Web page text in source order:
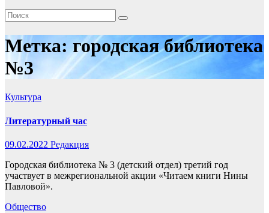
Метка:городская библиотека
№3
Культура
Литературный час
09.02.2022 Редакция
Городская библиотека № 3 (детский отдел) третий год
участвует в межрегиональной акции «Читаем книги Нины
Павловой».
Общество